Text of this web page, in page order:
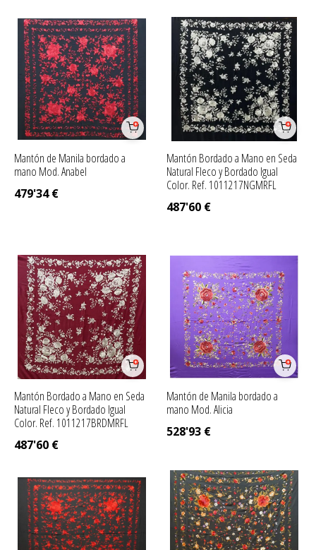
Mantón de Manila bordado a
mano Mod. Anabel
479'34€
Mantón Bordado a Mano en Seda
Natural Fleco y Bordado Igual
Color. Ref. 1011217NGMRFL
487'60 €
Mantón Bordado a Mano en Seda
Natural Fleco y Bordado Igual
Color. Ref. 1011217BRDMRFL
487'60 €
Mantón de Manila bordado a
mano Mod. Alicia
528'93 €